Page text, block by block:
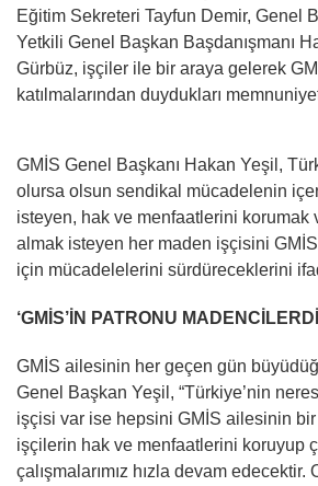
Eğitim Sekreteri Tayfun Demir, Genel
Yetkili Genel Başkan Başdanışmanı
Gürbüz, işçiler ile bir araya gelerek
katılmalarından duydukları
GMİS Genel Başkanı Hakan Yeşil,
olursa olsun sendikal mücadelenin
isteyen, hak ve menfaatlerini korumak
almak isteyen her maden işçisini
için mücadelelerini sürdüreceklerini
‘GMİS’İN PATRONU
GMİS ailesinin her geçen gün
Genel Başkan Yeşil, “Türkiye’nin
işçisi var ise hepsini GMİS ailesinin
işçilerin hak ve menfaatlerini koruyup
çalışmalarımız hızla devam edecektir.